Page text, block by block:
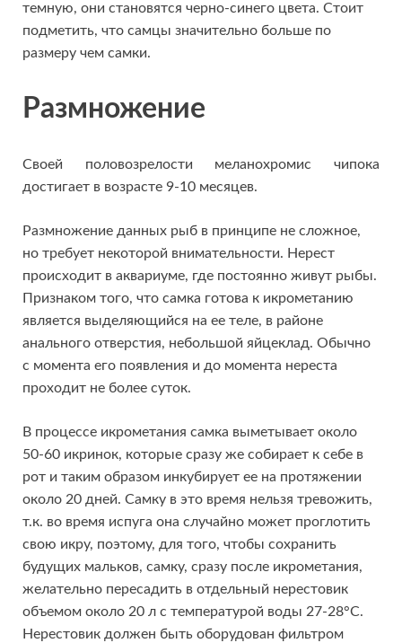
темную, они становятся черно-синего цвета. Стоит
подметить, что самцы значительно больше по
размеру чем самки.
Размножение
Своей половозрелости меланохромис чипока
достигает в возрасте 9-10 месяцев.
Размножение данных рыб в принципе не сложное,
но требует некоторой внимательности. Нерест
происходит в аквариуме, где постоянно живут рыбы.
Признаком того, что самка готова к икрометанию
является выделяющийся на ее теле, в районе
анального отверстия, небольшой яйцеклад. Обычно
с момента его появления и до момента нереста
проходит не более суток.
В процессе икрометания самка выметывает около
50-60 икринок, которые сразу же собирает к себе в
рот и таким образом инкубирует ее на протяжении
около 20 дней. Самку в это время нельзя тревожить,
т.к. во время испуга она случайно может проглотить
свою икру, поэтому, для того, чтобы сохранить
будущих мальков, самку, сразу после икрометания,
желательно пересадить в отдельный нерестовик
объемом около 20 л с температурой воды 27-28°С.
Нерестовик должен быть оборудован фильтром